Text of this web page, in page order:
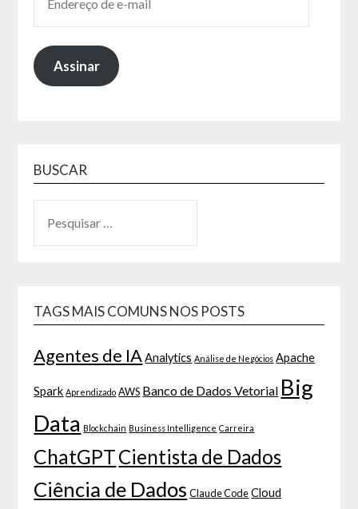
Assinar
BUSCAR
TAGS MAIS COMUNS NOS POSTS
Agentes de IA Analytics Análise de Negócios Apache
Spark Aprendizado AWS Banco de Dados Vetorial Big
Data Blockchain Business Intelligence Carreira
ChatGPTCientista de Dados
Ciência de Dados Claude Code Cloud